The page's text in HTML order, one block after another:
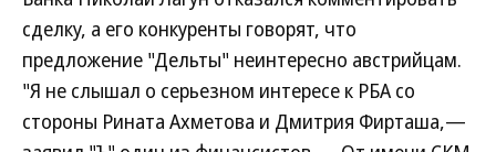
сделку, а его конкуренты говорят, что
предложение "Дельты" неинтересно австрийцам.
"Я не слышал о серьезном интересе к РБА со
стороны Рината Ахметова и Дмитрия Фирташа,—